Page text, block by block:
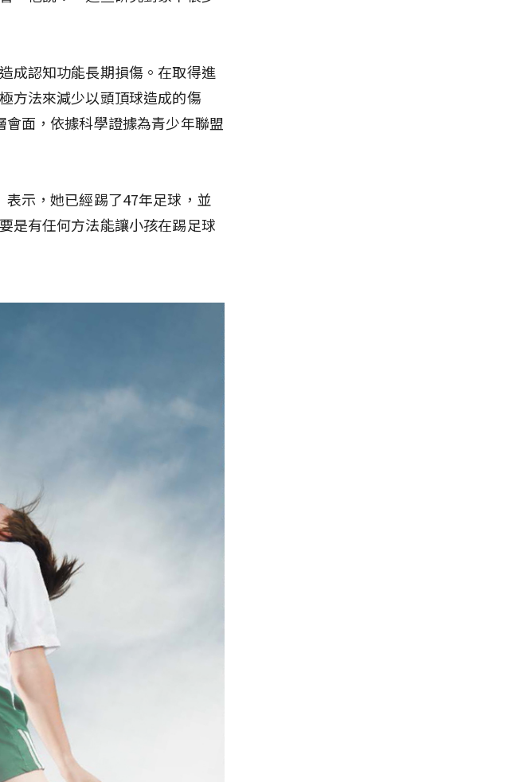
成認知功能長期損傷。在取得進
方法來減少以頭頂球造成的傷
面，依據科學證據為青少年聯盟
示，她已經踢了47年足球，並
是有任何方法能讓小孩在踢足球